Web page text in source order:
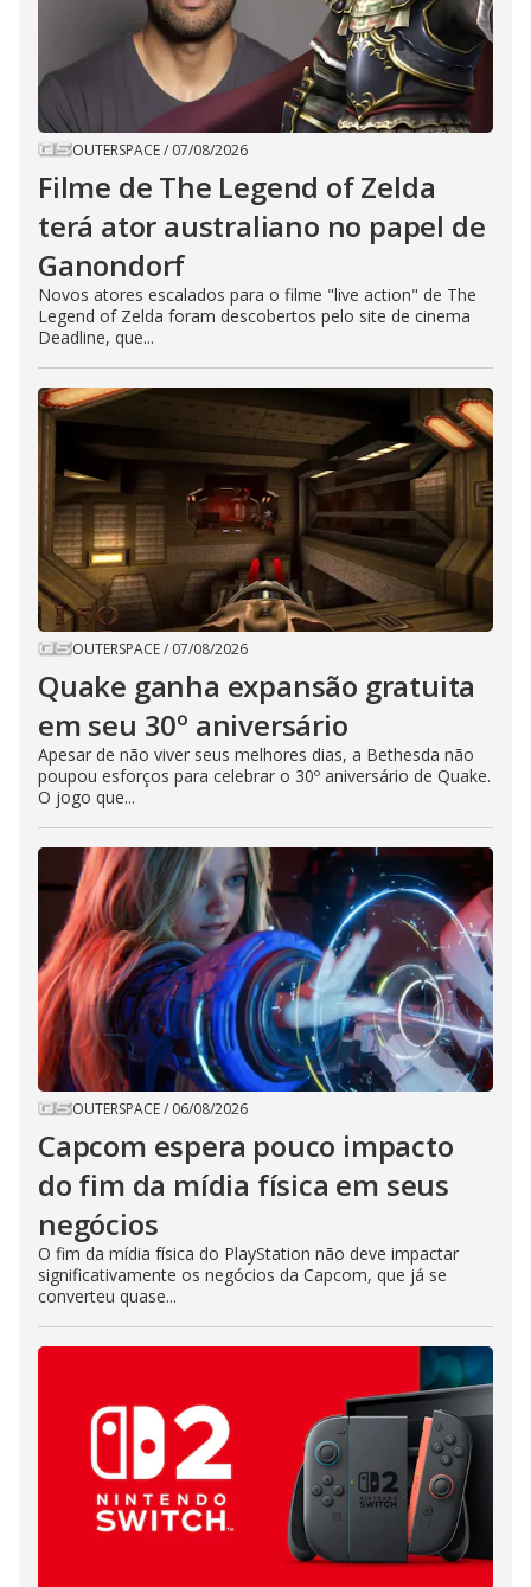
OUTERSPACE/ 07/08/2026
Filme de The Legend of Zelda
terá ator australiano no papel de
Ganondorf
Novos atores escalados para o filme "live action" de The
Legend of Zelda foram descobertos pelo site de cinema
Deadline, que...
OUTERSPACE/ 07/08/2026
Quake ganha expansão gratuita
em seu 30º aniversário
Apesar de não viver seus melhores dias, a Bethesda não
poupou esforços para celebrar o 30º aniversário de Quake.
O jogo que...
OUTERSPACE/ 06/08/2026
Capcom espera pouco impacto
do fim da mídia física em seus
negócios
O fim da mídia física do PlayStation não deve impactar
significativamente os negócios da Capcom, que já se
converteu quase...